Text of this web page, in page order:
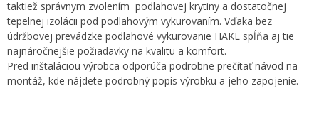
taktiež správnym zvolením podlahovej krytiny a dostatočnej
tepelnej izolácii pod podlahovým vykurovaním. Vďaka bez
údržbovej prevádzke podlahové vykurovanie HAKL spĺňa aj tie
najnáročnejšie požiadavky na kvalitu a komfort.
Pred inštaláciou výrobca odporúča podrobne prečítať návod na
montáž, kde nájdete podrobný popis výrobku a jeho zapojenie.